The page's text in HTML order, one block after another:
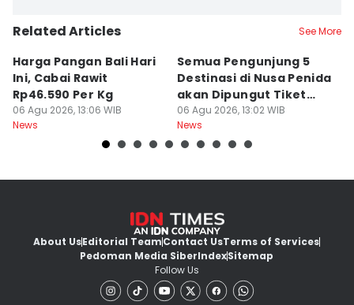
Related Articles See More
Harga Pangan Bali Hari
Ini, Cabai Rawit
Rp46.590 Per Kg
06 Agu 2026, 13:06 WIB
News
Semua Pengunjung 5
Destinasi di Nusa Penida
akan Dipungut Tiket
Masuk
06 Agu 2026, 13:02 WIB
News
About UsEditorial TeamContact UsTerms of Services
Pedoman Media SiberIndexSitemap
Follow Us